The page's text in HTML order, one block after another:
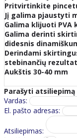
Pritvirtinkite
Jį galima pjaustyti
Galima klijuoti PVA
Galima derinti
didesnis
Derindami
stebinančių
Aukštis 30-40 mm
Parašyti atsiliepimą
Vardas:
El. pašto adresas:
Atsiliepimas: